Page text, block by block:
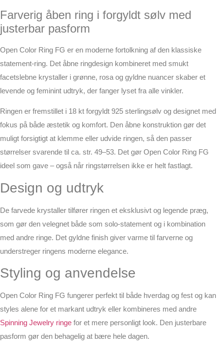
Farverig åben ring i forgyldt sølv med
justerbar pasform
Open Color Ring FG er en moderne fortolkning af den klassiske
statement-ring. Det åbne ringdesign kombineret med smukt
facetslebne krystaller i grønne, rosa og gyldne nuancer skaber et
levende og feminint udtryk, der fanger lyset fra alle vinkler.
Ringen er fremstillet i 18 kt forgyldt 925 sterlingsølv og designet med
fokus på både æstetik og komfort. Den åbne konstruktion gør det
muligt forsigtigt at klemme eller udvide ringen, så den passer
størrelser svarende til ca. str. 49–53. Det gør Open Color Ring FG
ideel som gave – også når ringstørrelsen ikke er helt fastlagt.
Design og udtryk
De farvede krystaller tilfører ringen et eksklusivt og legende præg,
som gør den velegnet både som solo-statement og i kombination
med andre ringe. Det gyldne finish giver varme til farverne og
understreger ringens moderne elegance.
Styling og anvendelse
Open Color Ring FG fungerer perfekt til både hverdag og fest og kan
styles alene for et markant udtryk eller kombineres med andre
Spinning Jewelry ringe for et mere personligt look. Den justerbare
pasform gør den behagelig at bære hele dagen.